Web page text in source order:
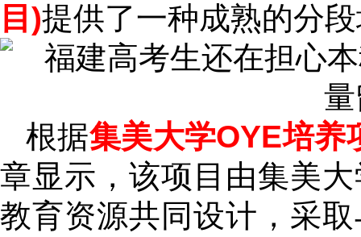
目)提供了一种成熟的分
根据集美大学OYE培养
章显示，该项目由集美
教育资源共同设计，采